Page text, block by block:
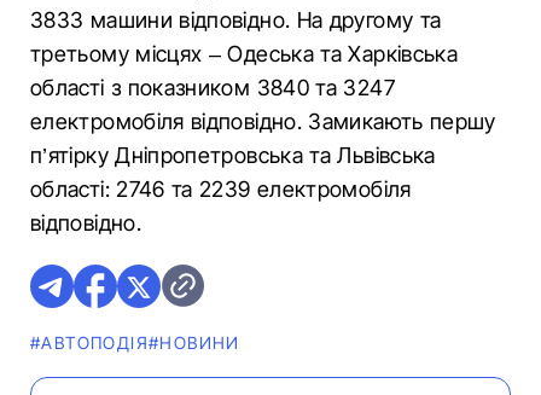
3833 машини відповідно. На другому та
третьому місцях – Одеська та Харківська
області з показником 3840 та 3247
електромобіля відповідно. Замикають першу
п’ятірку Дніпропетровська та Львівська
області: 2746 та 2239 електромобіля
відповідно.
#АВТОПОДІЯ#НОВИНИ